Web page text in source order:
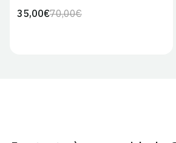
Preço
70,00€Preço
35,00€